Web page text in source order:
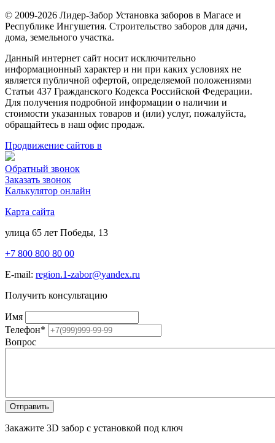
© 2009-2026 Лидер-Забор Установка заборов в Магасе и
Республике Ингушетия. Строительство заборов для дачи,
дома, земельного участка.
Данный интернет сайт носит исключительно
информационный характер и ни при каких условиях не
является публичной офертой, определяемой положениями
Статьи 437 Гражданского Кодекса Российской Федерации.
Для получения подробной информации о наличии и
стоимости указанных товаров и (или) услуг, пожалуйста,
обращайтесь в наш офис продаж.
Продвижение сайтов в
Обратный звонок
Заказать звонок
Калькулятор онлайн
Карта сайта
улица 65 лет Победы, 13
+7 800 800 80 00
E-mail: region.1-zabor@yandex.ru
Получить консультацию
Имя
Телефон*
Вопрос
Закажите 3D забор с установкой под ключ